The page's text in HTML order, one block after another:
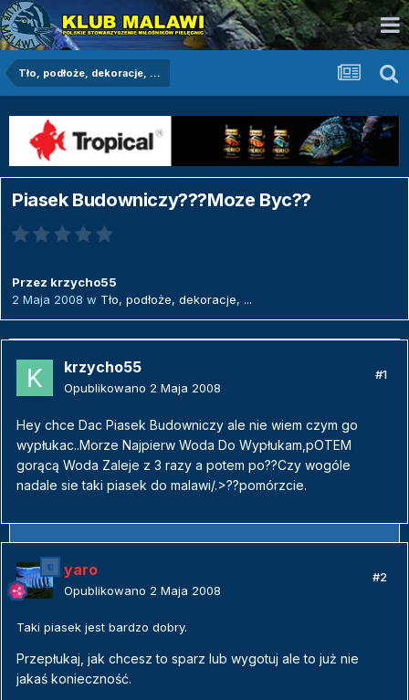
Tło, podłoże, dekoracje, ...
Piasek Budowniczy???Moze Byc??
Przez krzycho55
2 Maja 2008 w Tło, podłoże, dekoracje, ...
krzycho55
Opublikowano 2 Maja 2008
#1
Hey chce Dac Piasek Budowniczy ale nie wiem czym go
wypłukac..Morze Najpierw Woda Do Wypłukam,pOTEM
gorącą Woda Zaleje z 3 razy a potem po??Czy wogóle
nadale sie taki piasek do malawi/.>??pomórzcie.
yaro
Opublikowano 2 Maja 2008
#2
Taki piasek jest bardzo dobry.
Przepłukaj, jak chcesz to sparz lub wygotuj ale to już nie
jakaś konieczność.